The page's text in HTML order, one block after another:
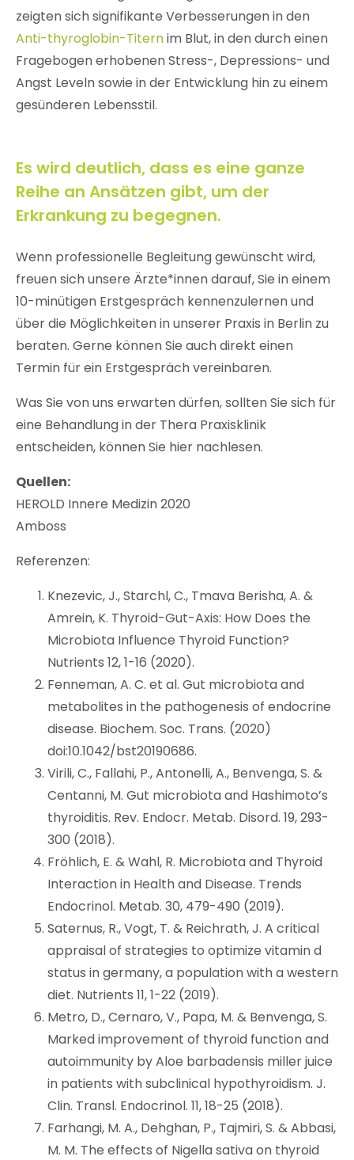
zeigten sich signifikante Verbesserungen in den
Anti-thyroglobin-Titernim Blut, in den durch einen
Fragebogen erhobenen Stress-, Depressions- und
Angst Leveln sowie in der Entwicklung hin zu einem
gesünderen Lebensstil.
Es wird deutlich, dass es eine ganze
Reihe an Ansätzen gibt, um der
Erkrankung zu begegnen.
Wenn professionelle Begleitung gewünscht wird,
freuen sich unsere Ärzte*innen darauf, Sie in einem
10-minütigen Erstgespräch kennenzulernen und
über die Möglichkeiten in unserer Praxis in Berlin zu
beraten. Gerne können Sie auch direkt einen
Termin für ein Erstgespräch vereinbaren.
Was Sie von uns erwarten dürfen, sollten Sie sich für
eine Behandlung in der Thera Praxisklinik
entscheiden, können Sie hier nachlesen.
Quellen:
HEROLD Innere Medizin 2020
Amboss
Referenzen:
Knezevic, J., Starchl, C., Tmava Berisha, A. &
Amrein, K. Thyroid-Gut-Axis: How Does the
Microbiota Influence Thyroid Function?
Nutrients 12, 1-16 (2020).
Fenneman, A. C. et al. Gut microbiota and
metabolites in the pathogenesis of endocrine
disease. Biochem. Soc. Trans. (2020)
doi:10.1042/bst20190686.
Virili, C., Fallahi, P., Antonelli, A., Benvenga, S. &
Centanni, M. Gut microbiota and Hashimoto’s
thyroiditis. Rev. Endocr. Metab. Disord. 19, 293-
300 (2018).
Fröhlich, E. & Wahl, R. Microbiota and Thyroid
Interaction in Health and Disease. Trends
Endocrinol. Metab. 30, 479-490 (2019).
Saternus, R., Vogt, T. & Reichrath, J. A critical
appraisal of strategies to optimize vitamin d
status in germany, a population with a western
diet. Nutrients 11, 1-22 (2019).
Metro, D., Cernaro, V., Papa, M. & Benvenga, S.
Marked improvement of thyroid function and
autoimmunity by Aloe barbadensis miller juice
in patients with subclinical hypothyroidism. J.
Clin. Transl. Endocrinol. 11, 18-25 (2018).
Farhangi, M. A., Dehghan, P., Tajmiri, S. & Abbasi,
M. M. The effects of Nigella sativa on thyroid